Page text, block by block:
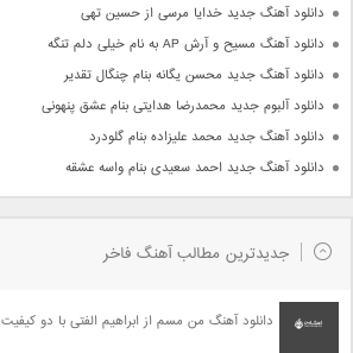
دانلود آهنگ جدید خدایا مرسی از حسین تهی
دانلود آهنگ مسیح و آرش AP به نام خیلی دلم تنگه
دانلود آهنگ جدید محسن یگانه بنام چنگال تقدیر
دانلود آلبوم جدید محمدرضا هدایتی بنام عشق پنهونی
دانلود آهنگ جدید محمد علیزاده بنام گلودرد
دانلود آهنگ جدید احمد سعیدی بنام واسه عشقه
جدیدترین مطالب آهنگ فاخر
دانلود آهنگ من مسم از ابراهیم الفتی با دو کیفیت